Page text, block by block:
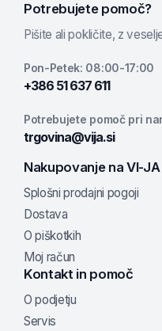
Potrebujete pomoč?
Pišite ali pokličite, z
Pon-Petek: 08:00-17:00
+386 51 637 611
Potrebujete pomoč pri
trgovina@vija.si
Nakupovanje na VI-JA
Splošni prodajni pogoji
Dostava
O piškotkih
Moj račun
Kontakt in pomoč
O podjetju
Servis